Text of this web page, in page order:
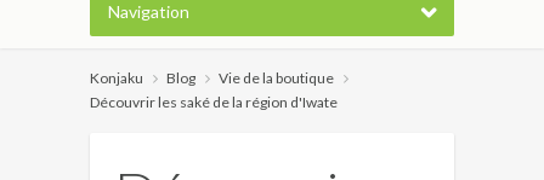
Navigation
Konjaku Blog
Vie de la boutique
Découvrir les saké de la région d'Iwate